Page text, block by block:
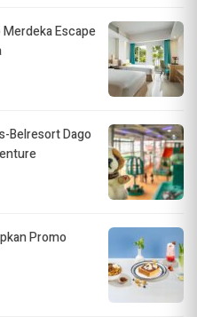
Escape
Belresort Dago
Promo